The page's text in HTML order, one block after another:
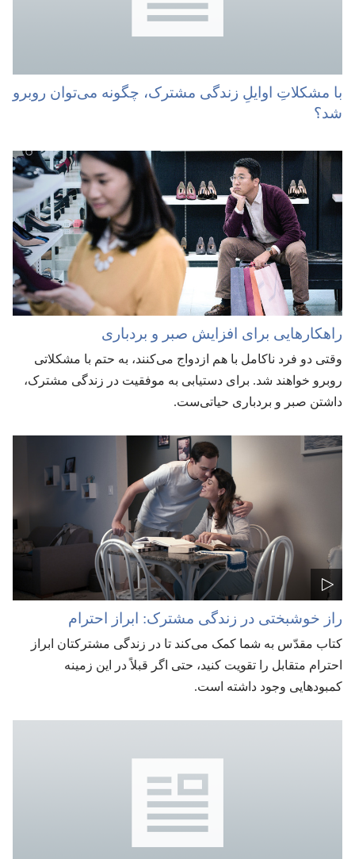
با مشکلاتِ اوایلِ زندگی مشترک،‏ چگونه می‌توان روبرو
شد؟‏
راهکارهایی برای افزایش صبر و بردباری
وقتی دو فرد ناکامل با هم ازدواج می‌کنند،‏ به حتم با مشکلاتی
روبرو خواهند شد.‏ برای دستیابی به موفقیت در زندگی مشترک،‏
داشتن صبر و بردباری حیاتی‌ست.‏
راز خوشبختی در زندگی مشترک:‏ ابراز احترام
کتاب مقدّس به شما کمک می‌کند تا در زندگی مشترکتان ابراز
احترام متقابل را تقویت کنید،‏ حتی اگر قبلاً در این زمینه
کمبودهایی وجود داشته است.‏